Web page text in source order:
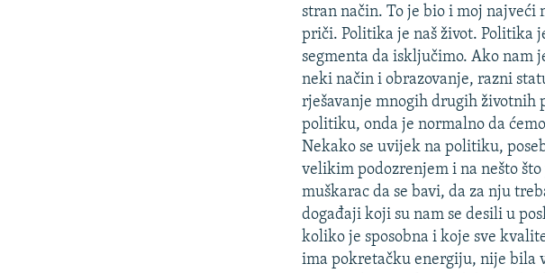
stran način. To je bio i moj najveći
priči. Politika je naš život. Politika
segmenta da isključimo. Ako nam
neki način i obrazovanje, razni
rješavanje mnogih drugih
politiku, onda je normalno da
Nekako se uvijek na politiku,
velikim podozrenjem i na nešto
muškarac da se bavi, da za nju
događaji koji su nam se desili u
koliko je sposobna i koje sve
ima pokretačku energiju, nije bila